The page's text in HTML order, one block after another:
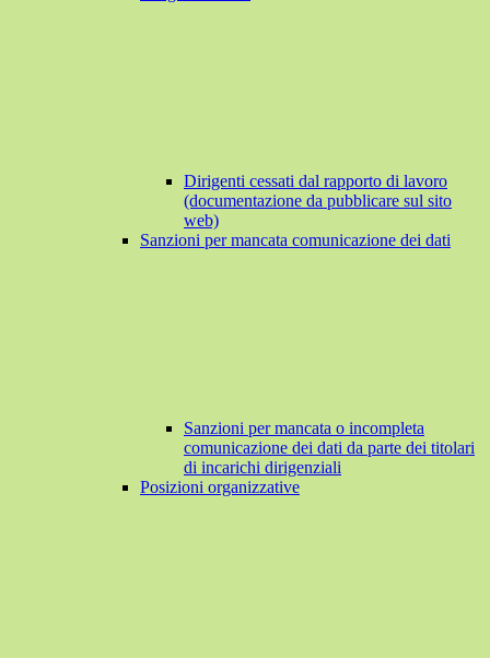
Dirigenti cessati dal rapporto di lavoro
(documentazione da pubblicare sul sito
web)
Sanzioni per mancata comunicazione dei dati
Sanzioni per mancata o incompleta
comunicazione dei dati da parte dei titolari
di incarichi dirigenziali
Posizioni organizzative